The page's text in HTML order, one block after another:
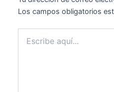
Los campos obligatorios
aquí...